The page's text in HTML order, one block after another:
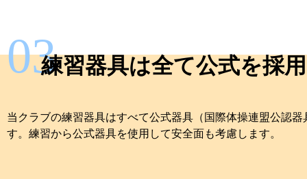
03練習器具は全て公式を採用
当クラブの練習器具はすべて公式器具（国際体操連盟公認器
す。 練習から公式器具を使用して安全面も考慮します。